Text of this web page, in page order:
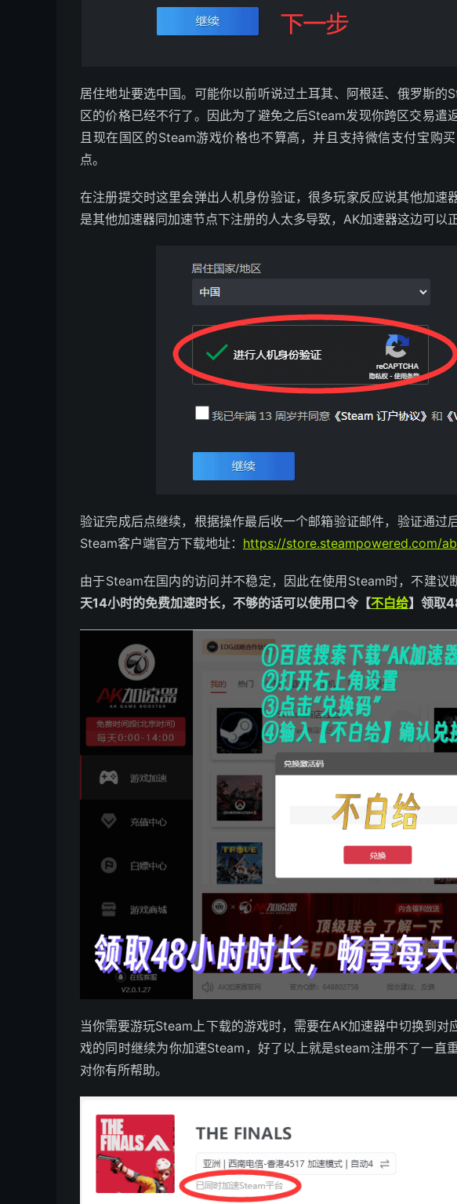
居住地址要选中国。可能你以前听说过土耳其、阿根廷、俄罗斯的
区的价格已经不行了。因此为了避免之后Steam发现你跨区交易遣
且现在国区的Steam游戏价格也不算高，并且支持微信支付宝购
点。
在注册提交时这里会弹出人机身份验证，很多玩家反应说其他加速
是其他加速器同加速节点下注册的人太多导致，AK加速器这边可以
验证完成后点继续，根据操作最后收一个邮箱验证邮件，验证通过
Steam客户端官方下载地址： https://store.steampowered.com/
由于Steam在国内的访问并不稳定，因此在使用Steam时，不建议
天14小时的免费加速时长，不够的话可以使用口令【不白给】领取
当你需要游玩Steam上下载的游戏时，需要在AK加速器中切换到
戏的同时继续为你加速Steam，好了以上就是steam注册不了一直
对你有所帮助。